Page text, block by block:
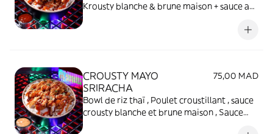
Krousty blanche & brune maison + sauce au
CROUSTY MAYO
SRIRACHA
75,00 MAD
Bowl de riz thaï , Poulet croustillant , sauce
crousty blanche et brune maison , Sauce